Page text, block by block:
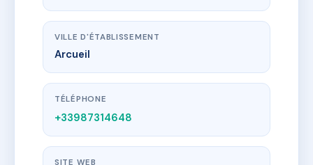
VILLE D'ÉTABLISSEMENT
Arcueil
TÉLÉPHONE
+33987314648
SITE WEB